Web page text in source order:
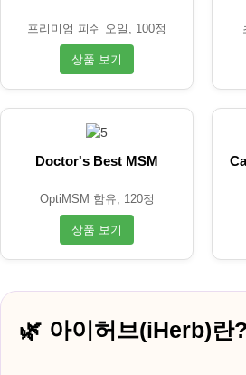
프리미엄 피쉬 오일, 100정
상품 보기
Doctor's Best MSM
OptiMSM 함유, 120정
상품 보기
아이허브(iHerb)란?